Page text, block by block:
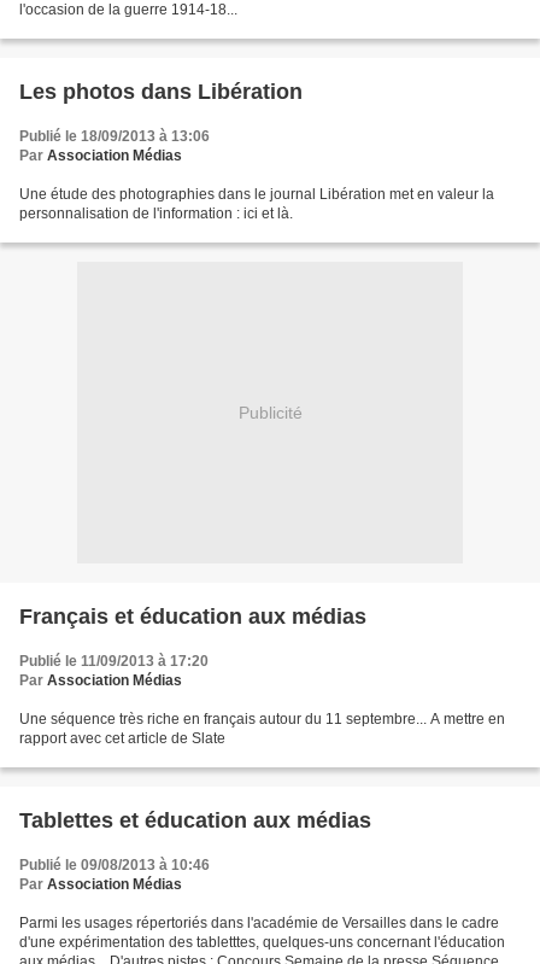
l'occasion de la guerre 1914-18...
Les photos dans Libération
Publié le 18/09/2013 à 13:06
Par Association Médias
Une étude des photographies dans le journal Libération met en valeur la
personnalisation de l'information : ici et là.
Publicité
Français et éducation aux médias
Publié le 11/09/2013 à 17:20
Par Association Médias
Une séquence très riche en français autour du 11 septembre... A mettre en
rapport avec cet article de Slate
Tablettes et éducation aux médias
Publié le 09/08/2013 à 10:46
Par Association Médias
Parmi les usages répertoriés dans l'académie de Versailles dans le cadre
d'une expérimentation des tabletttes, quelques-uns concernant l'éducation